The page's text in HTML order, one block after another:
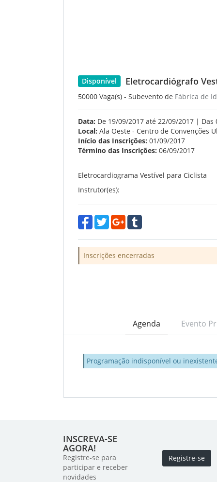
Disponível Eletrocardiógrafo
50000 Vaga(s) - Subevento de Fábrica de
Data: De 19/09/2017 até 22/09/2017 | Das
Local: Ala Oeste - Centro de Convenções
Início das Inscrições: 01/09/2017
Término das Inscrições: 06/09/2017
Eletrocardiograma Vestível para Ciclista
Instrutor(es):
Inscrições encerradas
Agenda Evento
Programação indisponível ou
INSCREVA-SE
AGORA!
Registre-se para
participar e receber
novidades
Registre-se